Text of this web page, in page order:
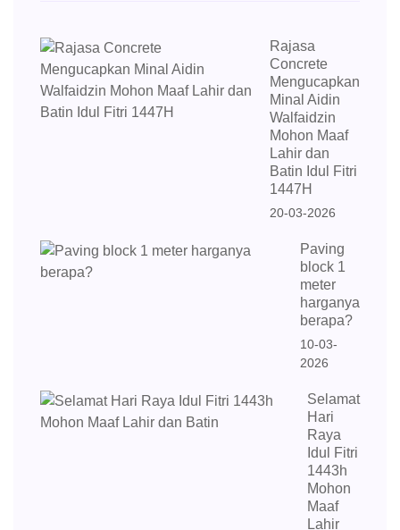
Rajasa
Concrete
Mengucapkan
Minal Aidin
Walfaidzin
Mohon Maaf
Lahir dan
Batin Idul Fitri
1447H
20-03-2026
Paving
block 1
meter
harganya
berapa?
10-03-
2026
Selamat
Hari
Raya
Idul Fitri
1443h
Mohon
Maaf
Lahir